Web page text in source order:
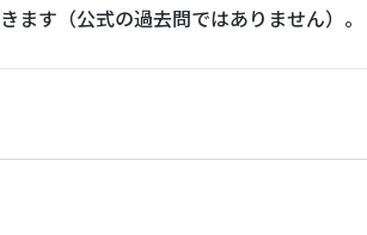
ます（公式の過去問ではありません）。